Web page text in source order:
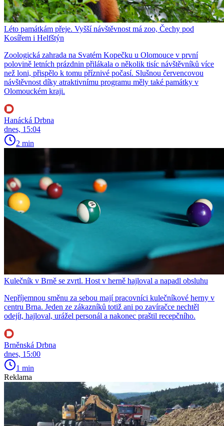
Léto památkám přeje. Vyšší návštěvnost má zoo, Čechy pod
Kosířem i Helfštýn
Zoologická zahrada na Svatém Kopečku u Olomouce v první
polovině letních prázdnin přilákala o několik tisíc návštěvníků více
než loni, přispělo k tomu příznivé počasí. Slušnou červencovou
návštěvnost díky atraktivnímu programu měly také památky v
Olomouckém kraji.
Hanácká Drbna
dnes, 15:04
2 min
Kulečník v Brně se zvrtl. Host v herně hajloval a napadl obsluhu
Nepříjemnou směnu za sebou mají pracovníci kulečníkové herny v
centru Brna. Jeden ze zákazníků totiž ani po zavíračce nechtěl
odejít, hajloval, urážel personál a nakonec praštil recepčního.
Brněnská Drbna
dnes, 15:00
1 min
Reklama